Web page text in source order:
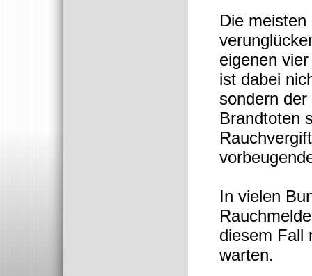
Die
eigenen
ist dabei
sondern
Brandtoten
In vielen
diesem Fall
warten.